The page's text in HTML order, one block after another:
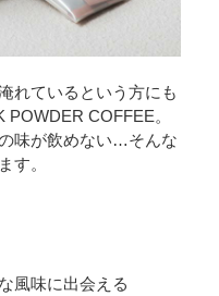
れているという方にも
COFFEE。
味が飲めない…そんな
す。
風味に出会える